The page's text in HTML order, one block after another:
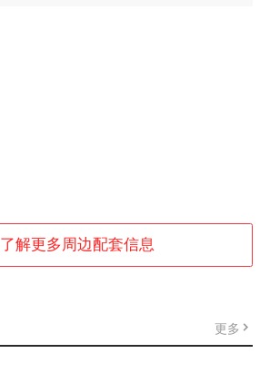
了解更多周边配套信息
更多